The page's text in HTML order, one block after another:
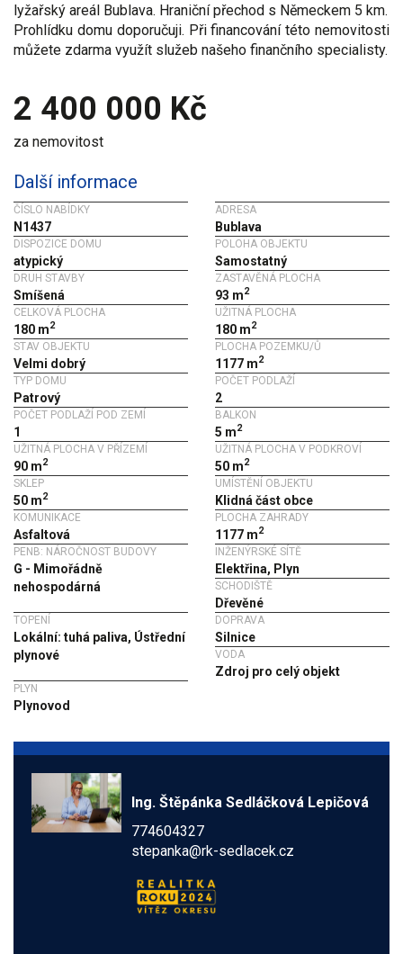
lyžařský areál Bublava. Hraniční přechod s Německem 5 km.
Prohlídku domu doporučuji. Při financování této nemovitosti
můžete zdarma využít služeb našeho finančního specialisty.
2 400 000 Kč
za nemovitost
Další informace
ČÍSLO NABÍDKY
N1437
ADRESA
Bublava
DISPOZICE DOMU
atypický
POLOHA OBJEKTU
Samostatný
DRUH STAVBY
Smíšená
ZASTAVĚNÁ PLOCHA
93 m2
CELKOVÁ PLOCHA
180 m2
UŽITNÁ PLOCHA
180 m2
STAV OBJEKTU
Velmi dobrý
PLOCHA POZEMKU/Ů
1177 m2
TYP DOMU
Patrový
POČET PODLAŽÍ
2
POČET PODLAŽÍ POD ZEMÍ
1
BALKON
5 m2
UŽITNÁ PLOCHA V PŘÍZEMÍ
90 m2
UŽITNÁ PLOCHA V PODKROVÍ
50 m2
SKLEP
50 m2
UMÍSTĚNÍ OBJEKTU
Klidná část obce
KOMUNIKACE
Asfaltová
PLOCHA ZAHRADY
1177 m2
PENB: NÁROČNOST BUDOVY
G - Mimořádně
nehospodárná
INŽENÝRSKÉ SÍTĚ
Elektřina, Plyn
SCHODIŠTĚ
Dřevěné
TOPENÍ
Lokální: tuhá paliva, Ústřední
plynové
DOPRAVA
Silnice
VODA
Zdroj pro celý objekt
PLYN
Plynovod
Ing. Štěpánka Sedláčková Lepičová
774604327
stepanka@rk-sedlacek.cz